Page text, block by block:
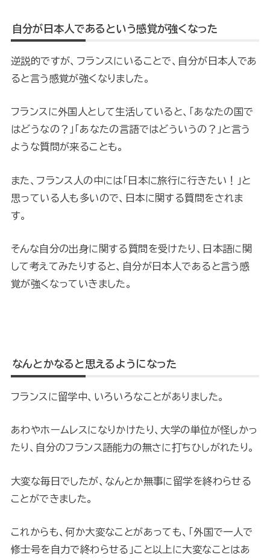
自分が日本人であるという感覚が強くなった
逆説的ですが、フランスにいることで、自分が日本人であ
ると言う感覚が強くなりました。
フランスに外国人として生活していると、「あなたの国で
はどうなの？」「あなたの言語ではどういうの？」と言う
ような質問が来ることも。
また、フランス人の中には「日本に旅行に行きたい！」と
思っている人も多いので、日本に関する質問をされま
す。
そんな自分の出身に関する質問を受けたり、日本語に関
して考えてみたりすると、自分が日本人であると言う感
覚が強くなっていきました。
なんとかなると思えるようになった
フランスに留学中、いろいろなことがありました。
あわやホームレスになりかけたり、大学の単位が怪しかっ
たり、自分のフランス語能力の無さに打ちひしがれたり。
大変な毎日でしたが、なんとか無事に留学を終わらせる
ことができました。
これからも、何か大変なことがあっても、「外国で一人で
修士号を自力で終わらせる」こと以上に大変なことはあ